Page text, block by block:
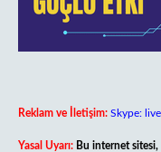
Reklam ve İletişim: Skype:
Yasal Uyarı: Bu internet